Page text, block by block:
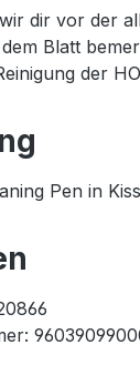
dir vor der
Blatt
der
Pen in